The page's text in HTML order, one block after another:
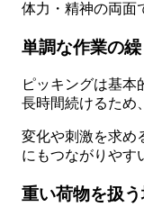
体力・精神の両面
単調な作業の
ピッキングは基
長時間続けるため
変化や刺激を求め
にもつながりやす
重い荷物を扱